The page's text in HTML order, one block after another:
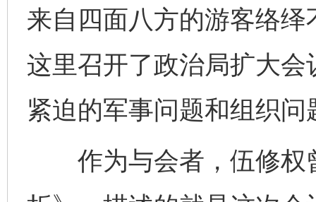
来自四面八方的游客络
这里召开了政治局扩大
紧迫的军事问题和组织问
作为与会者，伍修权